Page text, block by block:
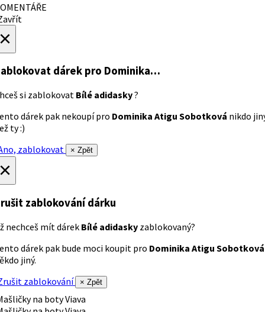
dárek pro Dominika…
si zablokovat Bílé adidasky?
dárek pak nekoupí pro Dominika Atigu Sobotková nikdo
ty :)
zablokovat
× Zpět
zablokování dárku
nechceš mít dárek Bílé adidasky zablokovaný?
dárek pak bude moci koupit pro Dominika Atigu Sobotková
jiný.
zablokování
× Zpět